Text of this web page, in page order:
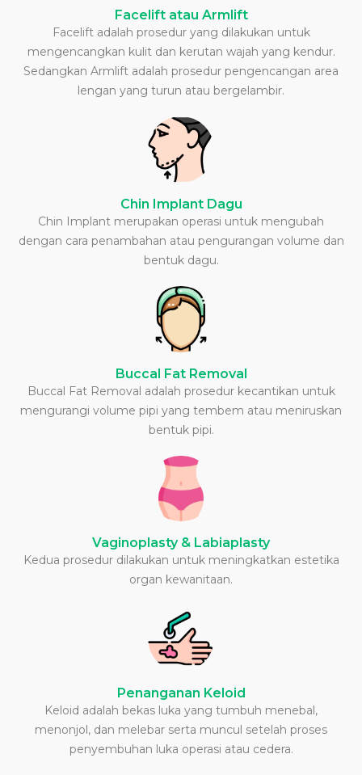
Facelift atau Armlift
Facelift adalah prosedur yang dilakukan untuk
mengencangkan kulit dan kerutan wajah yang kendur.
Sedangkan Armlift adalah prosedur pengencangan area
lengan yang turun atau bergelambir.
Chin Implant Dagu
Chin Implant merupakan operasi untuk mengubah
dengan cara penambahan atau pengurangan volume dan
bentuk dagu.
Buccal Fat Removal
Buccal Fat Removal adalah prosedur kecantikan untuk
mengurangi volume pipi yang tembem atau meniruskan
bentuk pipi.
Vaginoplasty & Labiaplasty
Kedua prosedur dilakukan untuk meningkatkan estetika
organ kewanitaan.
Penanganan Keloid
Keloid adalah bekas luka yang tumbuh menebal,
menonjol, dan melebar serta muncul setelah proses
penyembuhan luka operasi atau cedera.